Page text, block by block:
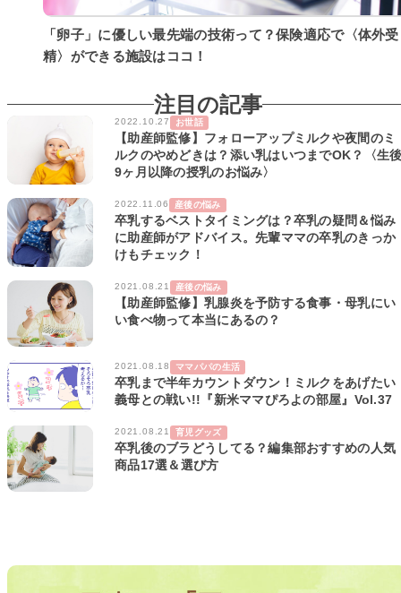
「卵子」に優しい最先端の技術って？保険適応で〈体外受
精〉ができる施設はココ！
注目の記事
2022.10.27 お世話
【助産師監修】フォローアップミルクや夜間のミ
ルクのやめどきは？添い乳はいつまでOK？〈生
9ヶ月以降の授乳のお悩み〉
2022.11.06 産後の悩み
卒乳するベストタイミングは？卒乳の疑問＆悩み
に助産師がアドバイス。先輩ママの卒乳のきっか
けもチェック！
2021.08.21 産後の悩み
【助産師監修】乳腺炎を予防する食事・母乳にい
い食べ物って本当にあるの？
2021.08.18 ママパパの生活
卒乳まで半年カウントダウン！ミルクをあげたい
義母との戦い!!『新米ママぴろよの部屋』Vol.37
2021.08.21 育児グッズ
卒乳後のブラどうしてる？編集部おすすめの人気
商品17選＆選び方